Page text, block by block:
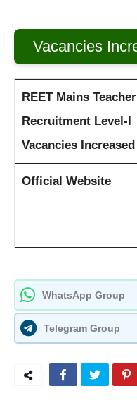
Vacancies
REET Mains Teacher
Recruitment Level-I
Vacancies Increased
Official Website
WhatsApp Group
Telegram Group